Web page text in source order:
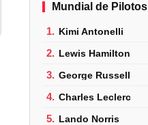
Mundial de Pilotos
1. Kimi Antonelli
2. Lewis Hamilton
3. George Russell
4. Charles Leclerc
5. Lando Norris